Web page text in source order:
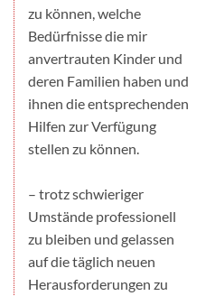
zu können, welche
Bedürfnisse die mir
anvertrauten Kinder und
deren Familien haben und
ihnen die entsprechenden
Hilfen zur Verfügung
stellen zu können.
– trotz schwieriger
Umstände professionell
zu bleiben und gelassen
auf die täglich neuen
Herausforderungen zu